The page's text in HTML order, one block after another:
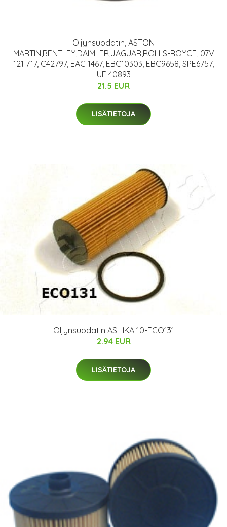
Öljynsuodatin, ASTON
MARTIN,BENTLEY,DAIMLER,JAGUAR,ROLLS-ROYCE, 07V
121 717, C42797, EAC 1467, EBC10303, EBC9658, SPE6757,
UE 40893
21.5 EUR
LISÄTIETOJA
Öljynsuodatin ASHIKA 10-ECO131
2.94 EUR
LISÄTIETOJA